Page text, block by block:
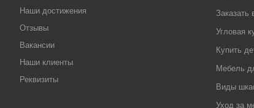
Наши достижения
Отзывы
Вакансии
Наши клиенты
Реквизиты
Заказать
Угловая
Купить
Мебель
Виды
Уход за